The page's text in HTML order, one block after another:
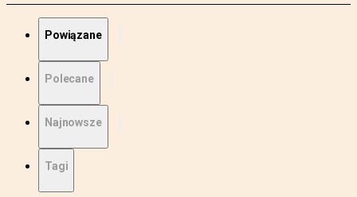
Powiązane
Polecane
Najnowsze
Tagi